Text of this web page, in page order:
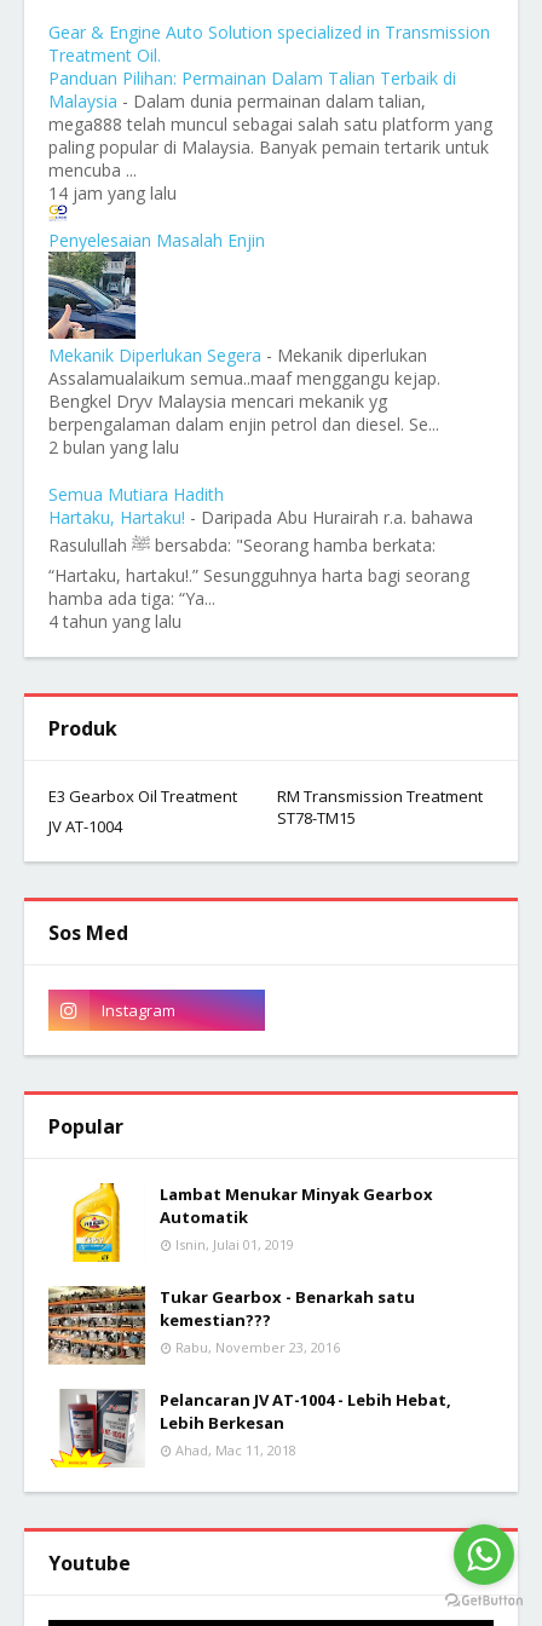
Gear & Engine Auto Solution specialized in Transmission
Treatment Oil.
Panduan Pilihan: Permainan Dalam Talian Terbaik di
Malaysia - Dalam dunia permainan dalam talian,
mega888 telah muncul sebagai salah satu platform yang
paling popular di Malaysia. Banyak pemain tertarik untuk
mencuba ...
14 jam yang lalu
Penyelesaian Masalah Enjin
Mekanik Diperlukan Segera - Mekanik diperlukan
Assalamualaikum semua..maaf menggangu kejap.
Bengkel Dryv Malaysia mencari mekanik yg
berpengalaman dalam enjin petrol dan diesel. Se...
2 bulan yang lalu
Semua Mutiara Hadith
Hartaku, Hartaku! - Daripada Abu Hurairah r.a. bahawa
Rasulullah ﷺ bersabda: "Seorang hamba berkata:
“Hartaku, hartaku!.” Sesungguhnya harta bagi seorang
hamba ada tiga: “Ya...
4 tahun yang lalu
Produk
E3 Gearbox Oil Treatment
RM Transmission Treatment
ST78-TM15
JV AT-1004
Sos Med
Popular
Lambat Menukar Minyak Gearbox
Automatik
Isnin, Julai 01, 2019
Tukar Gearbox - Benarkah satu
kemestian???
Rabu, November 23, 2016
Pelancaran JV AT-1004 - Lebih Hebat,
Lebih Berkesan
Ahad, Mac 11, 2018
Youtube